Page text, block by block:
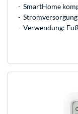
SmartHome
Verwendung: